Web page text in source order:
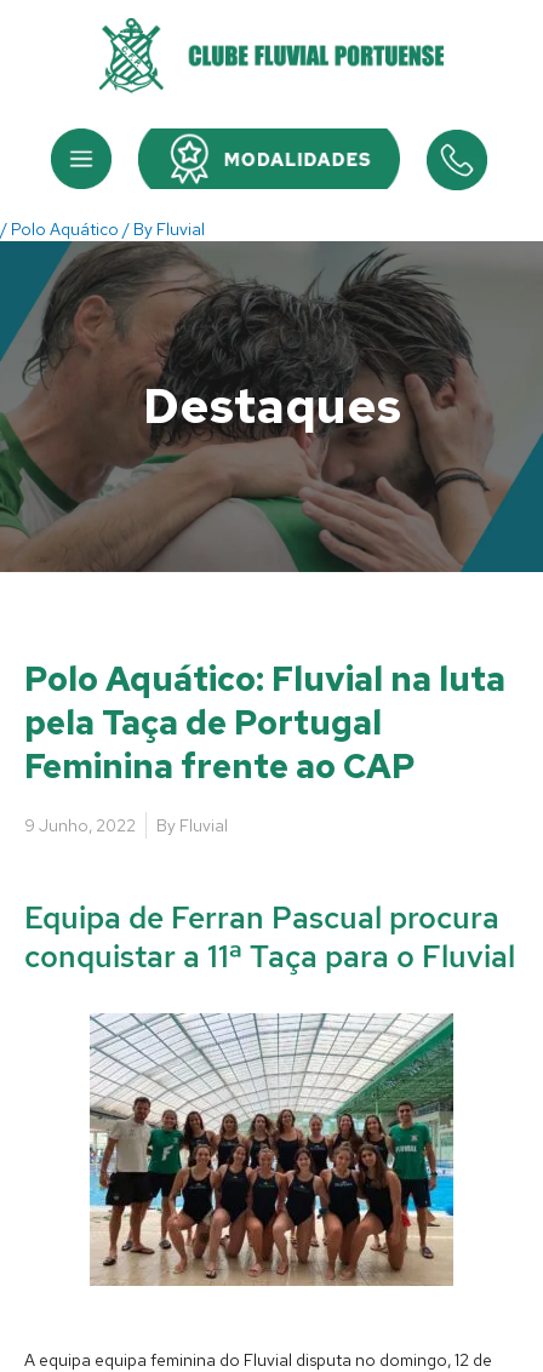
Menu Menu
/ Polo Aquático / By Fluvial
Destaques
Polo Aquático: Fluvial na luta
pela Taça de Portugal
Feminina frente ao CAP
9 Junho, 2022 By Fluvial
Equipa de Ferran Pascual procura
conquistar a 11ª Taça para o Fluvial
A equipa equipa feminina do Fluvial disputa no domingo, 12 de